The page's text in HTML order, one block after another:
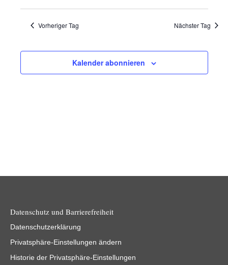
und
Vorheriger Tag Nächster Tag
Kalender abonnieren
Datenschutz und Barrierefreiheit
Datenschutzerklärung
Privatsphäre-Einstellungen ändern
Historie der Privatsphäre-Einstellungen